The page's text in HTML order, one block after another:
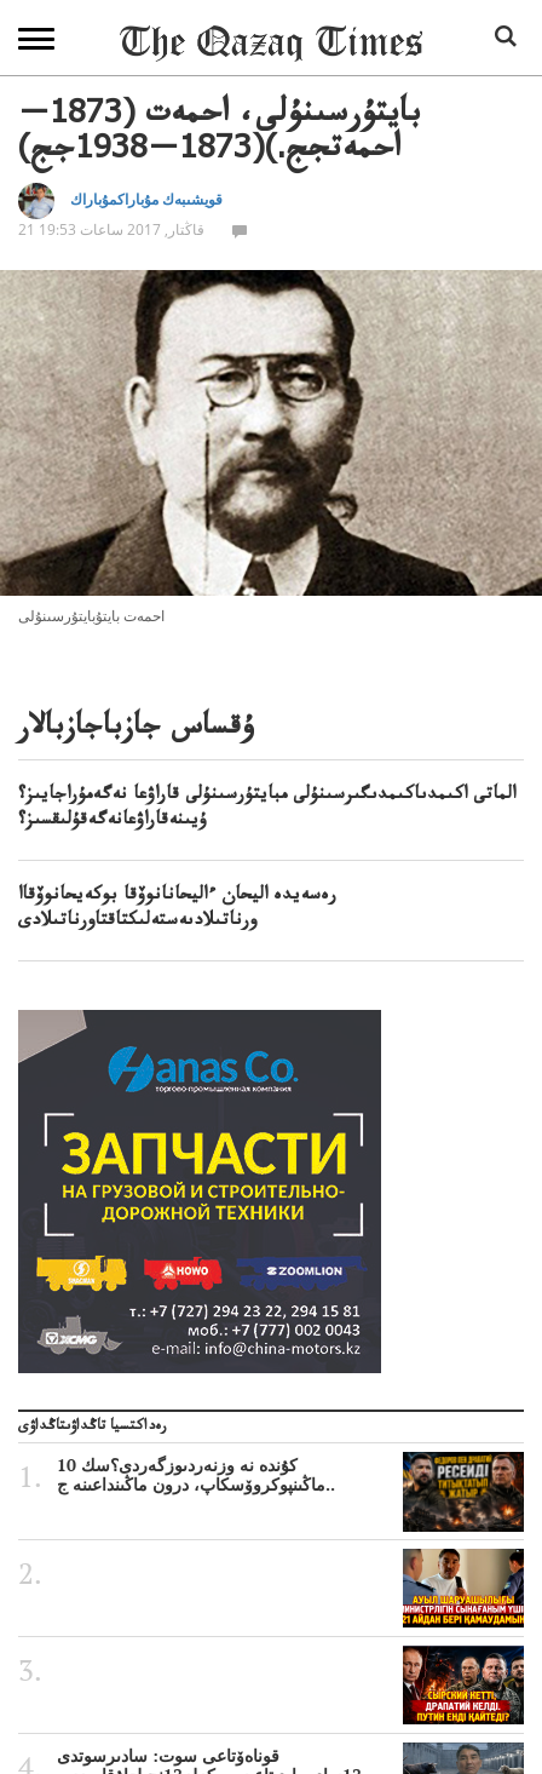
بايتۇرسىنۇلى، احمەت (1873—
احمەتجج.)(1873—1938جج)
قويشىبەك مۇباراكمۇباراك
21 قاڭتار, 2017 ساعات 19:53
احمەت بايتۇبايتۇرسىنۇلى
ۇقساس جازباجازبالار
الماتى اكىمدىاكىمدىگىرسىنۇلى مبايتۇرسىنۇلى قاراۋعا نەگەمۇراجايىز؟
ۇيىنەقاراۋعانەگەقۇلىقسىز؟
رەسەيدە اليحان ءاليحانانوۆقا بوكەيحانوۆقاا
ورناتىلادىەستەلىكتاقتاورناتىلادى
رەداكتسيا تاڭداۋىتاڭداۋى
10 كۇندە نە وزنەردىوزگەردى؟سك
ماڭىنپوكروۆسكاپ، درون ماڭىنداعىنە ج..
قوناەۆتاعى سوت: سادىرسوتدى